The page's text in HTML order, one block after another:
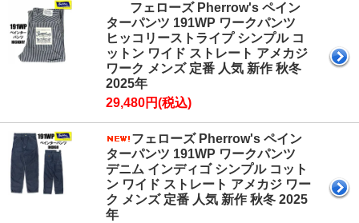
フェローズ Pherrow's ペイン
ターパンツ 191WP ワークパンツ
ヒッコリーストライプ シンプル コ
ットン ワイド ストレート アメカジ
ワーク メンズ 定番 人気 新作 秋冬
2025年
29,480円(税込)
フェローズ Pherrow's ペイン
ターパンツ 191WP ワークパンツ
デニム インディゴ シンプル コット
ン ワイド ストレート アメカジ ワー
ク メンズ 定番 人気 新作 秋冬 2025
年